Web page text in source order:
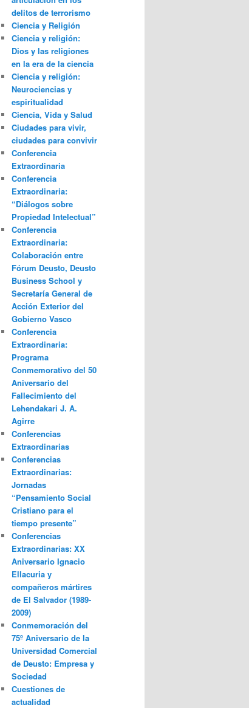
delitos de terrorismo
Ciencia y Religión
Ciencia y religión:
Dios y las religiones
en la era de la ciencia
Ciencia y religión:
Neurociencias y
espiritualidad
Ciencia, Vida y Salud
Ciudades para vivir,
ciudades para convivir
Conferencia
Extraordinaria
Conferencia
Extraordinaria:
“Diálogos sobre
Propiedad Intelectual”
Conferencia
Extraordinaria:
Colaboración entre
Fórum Deusto, Deusto
Business School y
Secretaría General de
Acción Exterior del
Gobierno Vasco
Conferencia
Extraordinaria:
Programa
Conmemorativo del 50
Aniversario del
Fallecimiento del
Lehendakari J. A.
Agirre
Conferencias
Extraordinarias
Conferencias
Extraordinarias:
Jornadas
“Pensamiento Social
Cristiano para el
tiempo presente”
Conferencias
Extraordinarias: XX
Aniversario Ignacio
Ellacuria y
compañeros mártires
de El Salvador (1989-
2009)
Conmemoración del
75º Aniversario de la
Universidad Comercial
de Deusto: Empresa y
Sociedad
Cuestiones de
actualidad